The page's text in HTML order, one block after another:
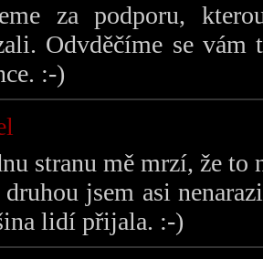
za podporu,
Odvděčíme se vám
:-)
stranu mě mrzí, že to
druhou jsem asi
lidí přijala. :-)